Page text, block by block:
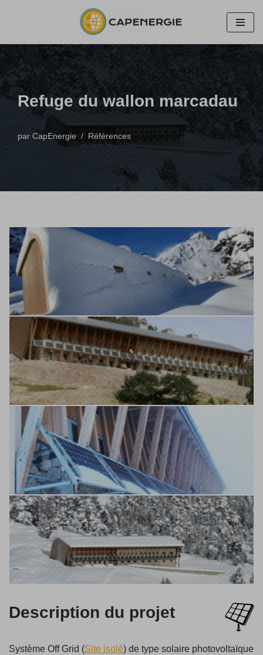
au
contenu
Refuge du wallon marcadau
par CapEnergie Références
Description du projet
Système Off Grid (Site isolé) de type solaire photovoltaïque